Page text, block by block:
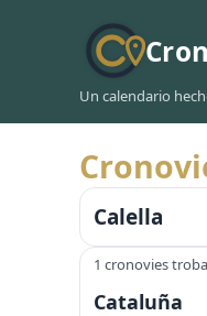
Un calendario
Calella
1 cronovies
Cataluña